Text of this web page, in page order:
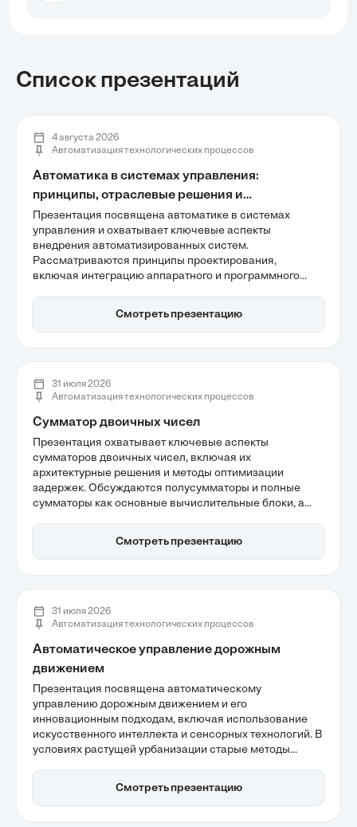
Список презентаций
4 августа 2026
Автоматизация технологических процессов
Автоматика в системах управления:
принципы, отраслевые решения и
эффективность внедрения
Презентация посвящена автоматике в системах
управления и охватывает ключевые аспекты
внедрения автоматизированных систем.
Рассматриваются принципы проектирования,
включая интеграцию аппаратного и программного
операционную устойчивость бизнеса. Также
обсуждаются реальные примеры, демонстрирующие
Смотреть презентацию
31 июля 2026
Автоматизация технологических процессов
Сумматор двоичных чисел
Презентация охватывает ключевые аспекты
сумматоров двоичных чисел, включая их
архитектурные решения и методы оптимизации
задержек. Обсуждаются полусумматоры и полные
сумматоры как основные вычислительные блоки, а
современных процессоров. Важность сумматоров в
определении тактовой частоты и их эволюция к
Смотреть презентацию
31 июля 2026
Автоматизация технологических процессов
Автоматическое управление дорожным
движением
Презентация посвящена автоматическому
управлению дорожным движением и его
инновационным подходам, включая использование
искусственного интеллекта и сенсорных технологий. В
условиях растущей урбанизации старые методы
к заторам и авариям. Интеллектуальные транспортные
системы, которые интегрируют современные
Смотреть презентацию